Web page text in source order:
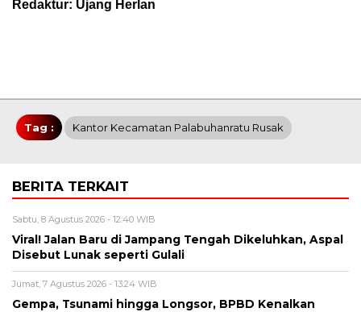
Redaktur: Ujang Herlan
Tag : Kantor Kecamatan Palabuhanratu Rusak
BERITA TERKAIT
Sabtu, 8 Agustus 2026 - 12:40 WIB
Viral! Jalan Baru di Jampang Tengah Dikeluhkan, Aspal
Disebut Lunak seperti Gulali
Jumat, 7 Agustus 2026 - 13:24 WIB
Gempa, Tsunami hingga Longsor, BPBD Kenalkan